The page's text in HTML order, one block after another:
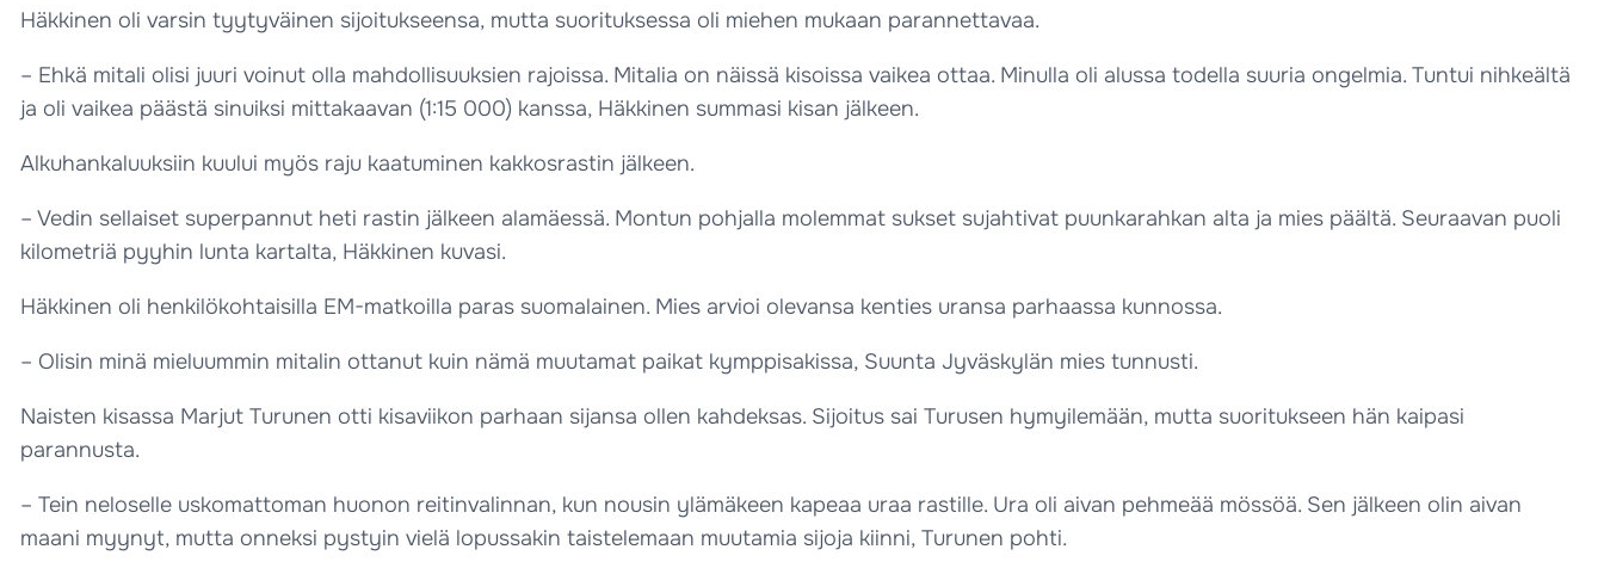
Häkkinen oli varsin tyytyväinen sijoitukseensa, mutta suorituksessa oli miehen mukaan parannettavaa.
– Ehkä mitali olisi juuri voinut olla mahdollisuuksien rajoissa. Mitalia on näissä kisoissa vaikea ottaa. Minulla oli alussa todella suuria ongelmia. Tuntui nihkeältä
ja oli vaikea päästä sinuiksi mittakaavan (1:15 000) kanssa, Häkkinen summasi kisan jälkeen.
Alkuhankaluuksiin kuului myös raju kaatuminen kakkosrastin jälkeen.
– Vedin sellaiset superpannut heti rastin jälkeen alamäessä. Montun pohjalla molemmat sukset sujahtivat puunkarahkan alta ja mies päältä. Seuraavan puoli
kilometriä pyyhin lunta kartalta, Häkkinen kuvasi.
Häkkinen oli henkilökohtaisilla EM-matkoilla paras suomalainen. Mies arvioi olevansa kenties uransa parhaassa kunnossa.
– Olisin minä mieluummin mitalin ottanut kuin nämä muutamat paikat kymppisakissa, Suunta Jyväskylän mies tunnusti.
Naisten kisassa Marjut Turunen otti kisaviikon parhaan sijansa ollen kahdeksas. Sijoitus sai Turusen hymyilemään, mutta suoritukseen hän kaipasi
parannusta.
– Tein neloselle uskomattoman huonon reitinvalinnan, kun nousin ylämäkeen kapeaa uraa rastille. Ura oli aivan pehmeää mössöä. Sen jälkeen olin aivan
maani myynyt, mutta onneksi pystyin vielä lopussakin taistelemaan muutamia sijoja kiinni, Turunen pohti.